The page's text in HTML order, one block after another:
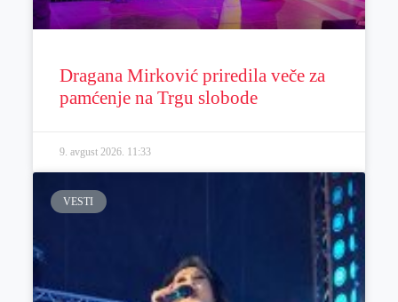
Dragana Mirković priredila veče za
pamćenje na Trgu slobode
9. avgust 2026. 11:33
VESTI